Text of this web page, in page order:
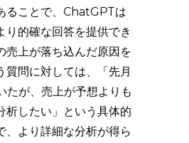
ることで、ChatGPTは
り的確な回答を提供でき
売上が落ち込んだ原因を
質問に対しては、「先月
たが、売上が予想よりも
析したい」という具体的
、より詳細な分析が得ら